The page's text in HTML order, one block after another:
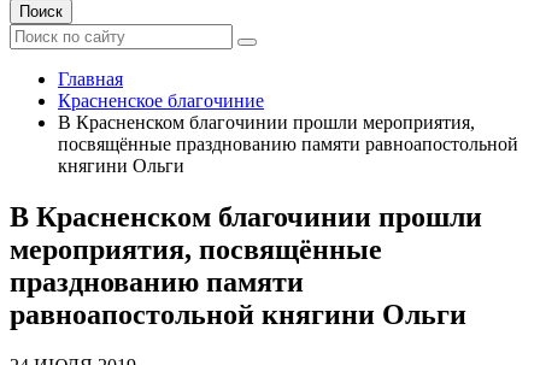
Поиск
Главная
Красненское благочиние
В Красненском благочинии прошли мероприятия,
посвящённые празднованию памяти равноапостольной
княгини Ольги
В Красненском благочинии прошли
мероприятия, посвящённые
празднованию памяти
равноапостольной княгини Ольги